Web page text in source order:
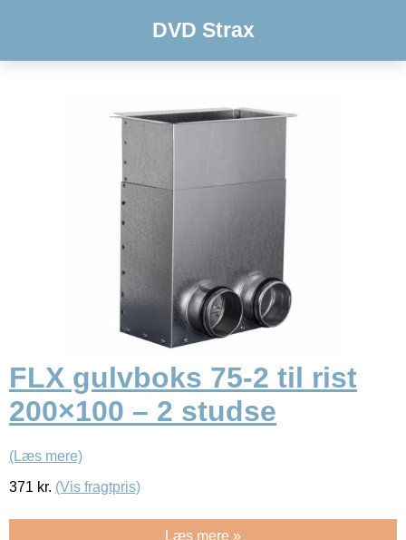
DVD Strax
FLX gulvboks 75-2 til rist
200×100 – 2 studse
(Læs mere)
371 kr. (Vis fragtpris)
Læs mere »